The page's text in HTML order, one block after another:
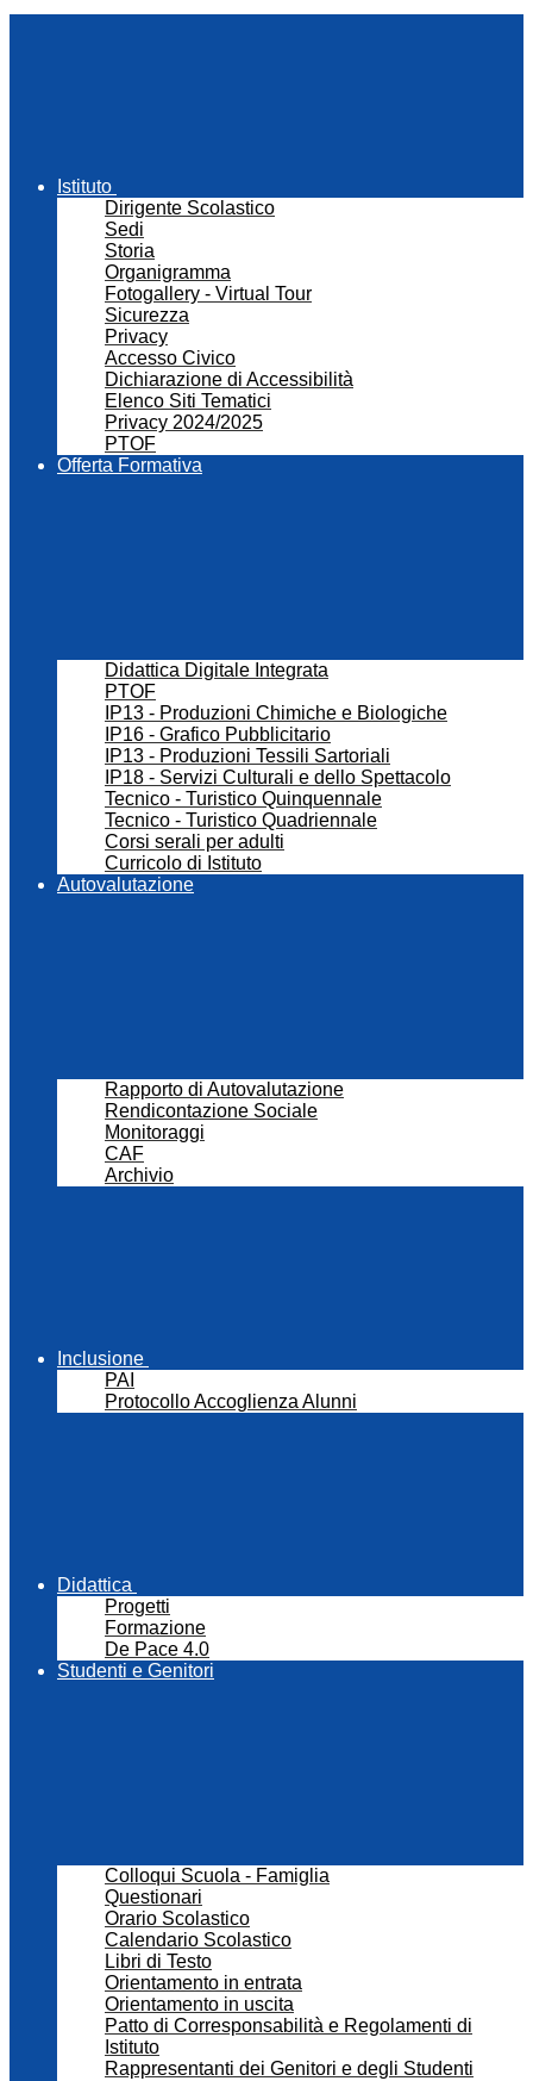
Istituto
Dirigente Scolastico
Sedi
Storia
Organigramma
Fotogallery - Virtual Tour
Sicurezza
Privacy
Accesso Civico
Dichiarazione di Accessibilità
Elenco Siti Tematici
Privacy 2024/2025
PTOF
Offerta Formativa
Didattica Digitale Integrata
PTOF
IP13 - Produzioni Chimiche e Biologiche
IP16 - Grafico Pubblicitario
IP13 - Produzioni Tessili Sartoriali
IP18 - Servizi Culturali e dello Spettacolo
Tecnico - Turistico Quinquennale
Tecnico - Turistico Quadriennale
Corsi serali per adulti
Curricolo di Istituto
Autovalutazione
Rapporto di Autovalutazione
Rendicontazione Sociale
Monitoraggi
CAF
Archivio
Inclusione
PAI
Protocollo Accoglienza Alunni
Didattica
Progetti
Formazione
De Pace 4.0
Studenti e Genitori
Colloqui Scuola - Famiglia
Questionari
Orario Scolastico
Calendario Scolastico
Libri di Testo
Orientamento in entrata
Orientamento in uscita
Patto di Corresponsabilità e Regolamenti di
Istituto
Rappresentanti dei Genitori e degli Studenti